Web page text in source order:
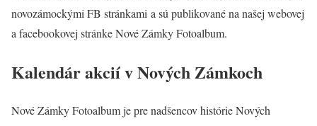
novozámockými FB stránkami a sú publikované na našej webovej
a facebookovej stránke Nové Zámky Fotoalbum.
Kalendár akcií v Nových Zámkoch
Nové Zámky Fotoalbum je pre nadšencov histórie Nových